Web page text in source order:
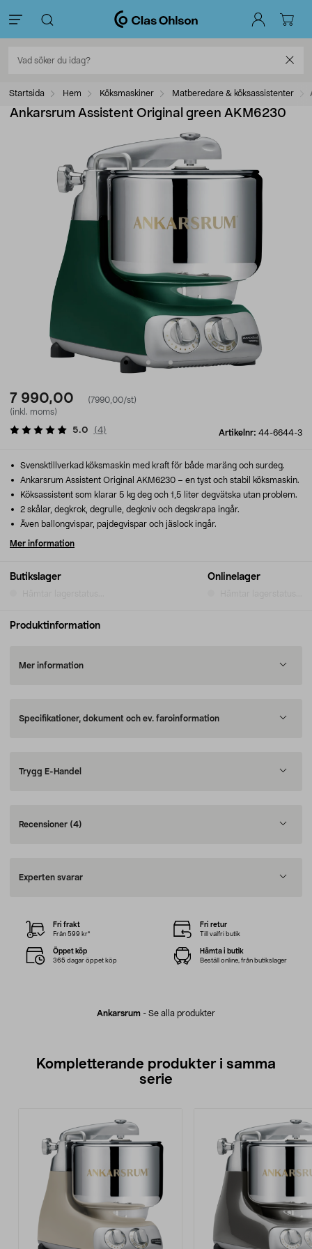
Startsida Hem Köksmaskiner Matberedare & köksassistenter
Ankarsrum Assistent Original green AKM6230
7 990,00
(7990,00/st)
(inkl. moms)
Artikelnr: 44-6644-3
5.0 (4)
Butikslager Onlinelager
Svensktillverkad köksmaskin med kraft för både maräng och surdeg.
Ankarsrum Assistent Original AKM6230 – en tyst och stabil köksmaskin.
Köksassistent som klarar 5 kg deg och 1,5 liter degvätska utan problem.
2 skålar, degkrok, degrulle, degkniv och degskrapa ingår.
Även ballongvispar, pajdegvispar och jäslock ingår.
Mer information
Produktinformation
Mer information
Specifikationer, dokument och ev. faroinformation
Trygg E-Handel
Recensioner (4)
Experten svarar
Ankarsrum - Se alla produkter
Fri frakt
Från 599 kr*
Fri retur
Till valfri butik
Öppet köp
365 dagar öppet köp
Hämta i butik
Beställ online, från butikslager
Kompletterande produkter i samma
serie